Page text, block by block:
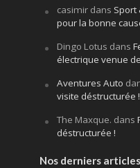
casimirdans Sport
pour la bonne
Dingo Lotus dans
électrique venue
Aventures Auto
visite déstructurée !
The Maxque. dans
déstructurée !
Nos derniers articles